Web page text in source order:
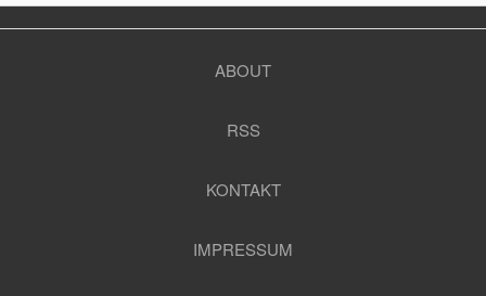
ABOUT
RSS
KONTAKT
IMPRESSUM